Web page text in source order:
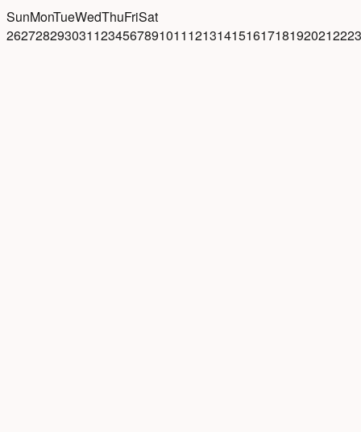
SunMonTueWedThuFriSat
2627282930311234567891011121314151617181920212223